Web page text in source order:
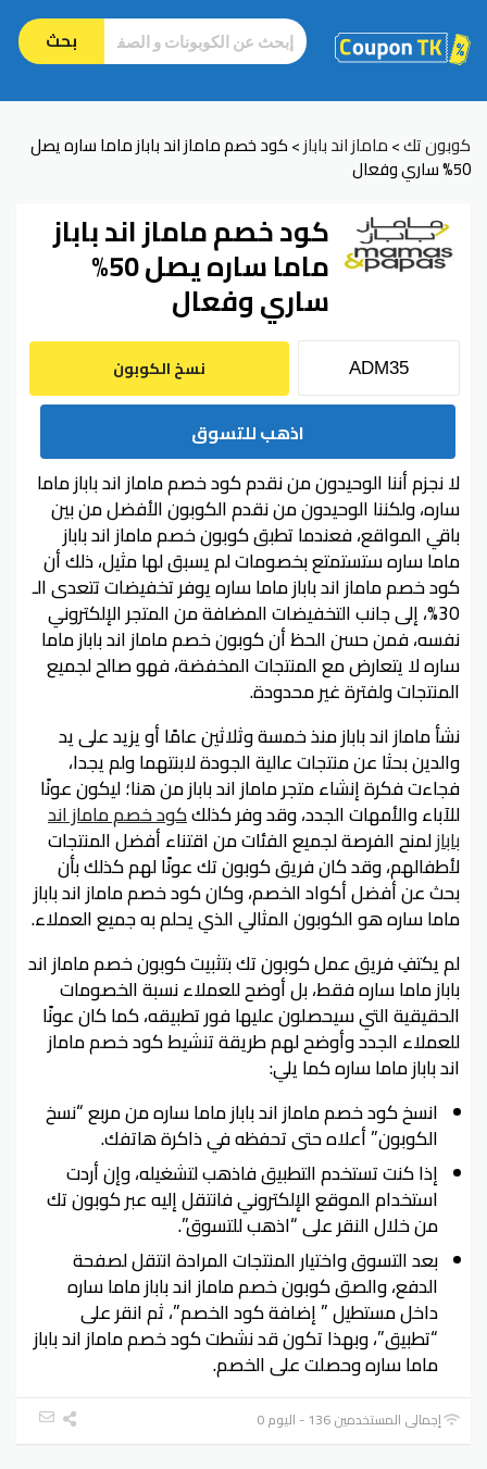
بحث
كوبون تك>ماماز اند باباز>كود خصم ماماز اند باباز ماما ساره يصل
50% ساري وفعال
كود خصم ماماز اند باباز
ماما ساره يصل 50%
ساري وفعال
نسخ الكوبون
اذهب للتسوق
لا نجزم أننا الوحيدون من نقدم كود خصم ماماز اند باباز ماما
ساره، ولكننا الوحيدون من نقدم الكوبون الأفضل من بين
باقي المواقع، فعندما تطبق كوبون خصم ماماز اند باباز
ماما ساره ستستمتع بخصومات لم يسبق لها مثيل، ذلك أن
كود خصم ماماز اند باباز ماما ساره يوفر تخفيضات تتعدى الـ
30%، إلى جانب التخفيضات المضافة من المتجر الإلكتروني
نفسه، فمن حسن الحظ أن كوبون خصم ماماز اند باباز ماما
ساره لا يتعارض مع المنتجات المخفضة، فهو صالح لجميع
المنتجات ولفترة غير محدودة.
نشأ ماماز اند باباز منذ خمسة وثلاثين عامًا أو يزيد على يد
والدين بحثا عن منتجات عالية الجودة لابنتهما ولم يجدا،
فجاءت فكرة إنشاء متجر ماماز اند باباز من هنا؛ ليكون عونًا
للآباء والأمهات الجدد، وقد وفر كذلككود خصم ماماز اند
بابازلمنح الفرصة لجميع الفئات من اقتناء أفضل المنتجات
لأطفالهم، وقد كان فريق كوبون تك عونًا لهم كذلك بأن
بحث عن أفضل أكواد الخصم، وكان كود خصم ماماز اند باباز
ماما ساره هو الكوبون المثالي الذي يحلم به جميع العملاء.
لم يكتفِ فريق عمل كوبون تك بتثبيت كوبون خصم ماماز اند
باباز ماما ساره فقط، بل أوضح للعملاء نسبة الخصومات
الحقيقية التي سيحصلون عليها فور تطبيقه، كما كان عونًا
للعملاء الجدد وأوضح لهم طريقة تنشيط كود خصم ماماز
اند باباز ماما ساره كما يلي:
انسخ كود خصم ماماز اند باباز ماما ساره من مربع “نسخ
الكوبون” أعلاه حتى تحفظه في ذاكرة هاتفك.
إذا كنت تستخدم التطبيق فاذهب لتشغيله، وإن أردت
استخدام الموقع الإلكتروني فانتقل إليه عبر كوبون تك
من خلال النقر على “اذهب للتسوق”.
بعد التسوق واختيار المنتجات المرادة انتقل لصفحة
الدفع، والصق كوبون خصم ماماز اند باباز ماما ساره
داخل مستطيل ” إضافة كود الخصم”، ثم انقر على
“تطبيق”، وبهذا تكون قد نشطت كود خصم ماماز اند باباز
ماما ساره وحصلت على الخصم.
إجمالي المستخدمين 136 - اليوم 0